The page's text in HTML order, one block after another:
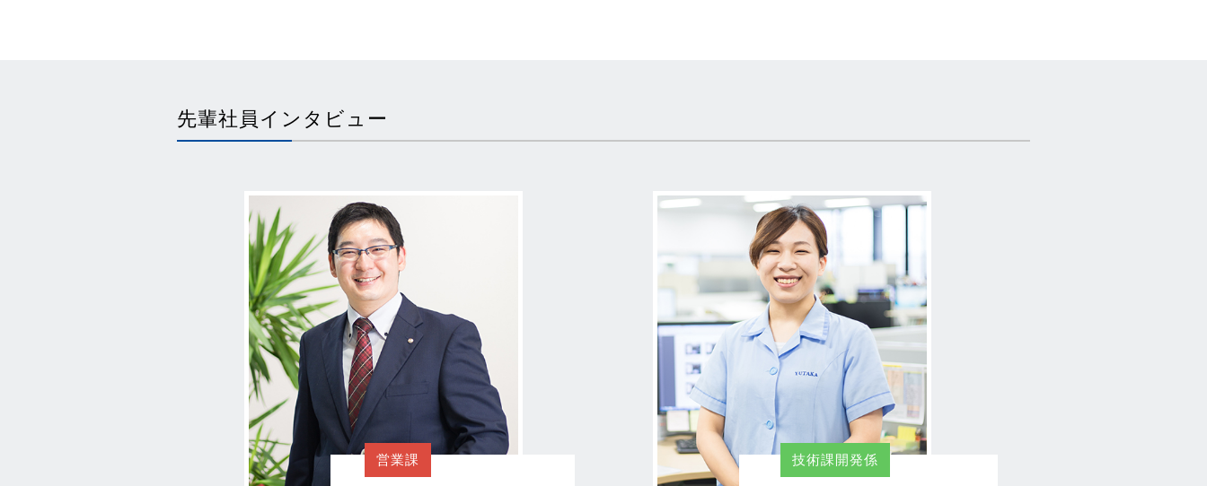
先輩社員インタビュー
営業課 技術課開発係